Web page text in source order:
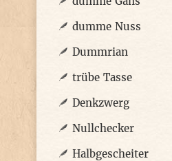
dumme Nuss
Dummrian
trübe Tasse
Denkzwerg
Nullchecker
Halbgescheiter